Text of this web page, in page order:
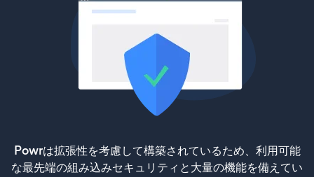
Powrは拡張性を考慮して構築されているため、利用可能
な最先端の組み込みセキュリティと大量の機能を備えてい